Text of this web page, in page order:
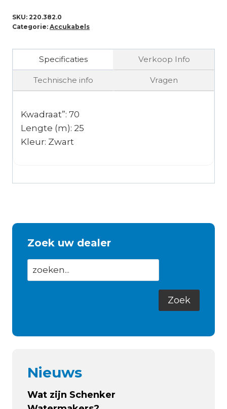
SKU: 220.382.0
Categorie: Accukabels
Specificaties Verkoop Info
Technische info Vragen
Kwadraat”: 70
Lengte (m): 25
Kleur: Zwart
Zoek uw dealer
Nieuws
Wat zijn Schenker